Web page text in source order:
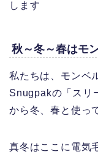
します
秋～冬～春はモ
私たちは、モンベ
Snugpakの「スリ
から冬、春と使っ
真冬はここに電気